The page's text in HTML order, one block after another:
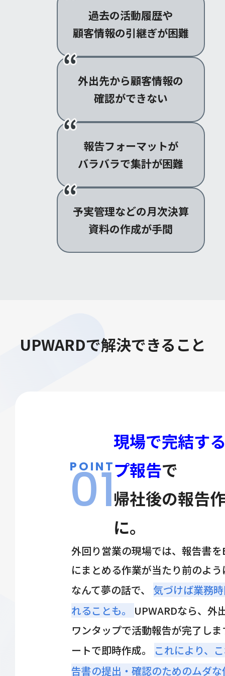
過去の活動履歴や
顧客情報の引継ぎが困難
外出先から顧客情報の
確認ができない
報告フォーマットが
バラバラで集計が困難
予実管理などの月次決算
資料の作成が手間
UPWARDで解決できること
POINT
01
現場で完結す
プ報告で
帰社後の報告
に。
外回り営業の現場では、報告書
にまとめる作業が当たり前のよ
なんて夢の話で、 気づけば業務
れることも。 UPWARDなら、外
ワンタップで活動報告が完了し
ートで即時作成。
これにより、
告書の提出・確認のためのムダ